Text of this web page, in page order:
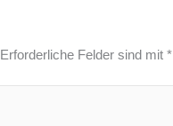
Erforderliche Felder sind mit *